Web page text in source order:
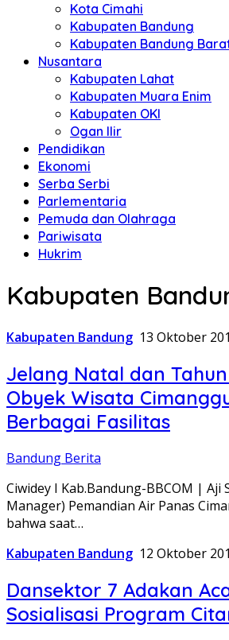
Kota Cimahi
Kabupaten Bandung
Kabupaten Bandung
Nusantara
Kabupaten Lahat
Kabupaten Muara Enim
Kabupaten OKI
Ogan Ilir
Pendidikan
Ekonomi
Serba Serbi
Parlementaria
Pemuda dan Olahraga
Pariwisata
Hukrim
Kabupaten
Kabupaten Bandung 13 Oktober
Jelang Natal dan
Obyek Wisata
Berbagai Fasilitas
Bandung Berita
Ciwidey I Kab.Bandung-BBCOM | Aji
Manager) Pemandian Air Panas
bahwa saat…
Kabupaten Bandung 12 Oktober
Dansektor 7 Adakan
Sosialisasi Program